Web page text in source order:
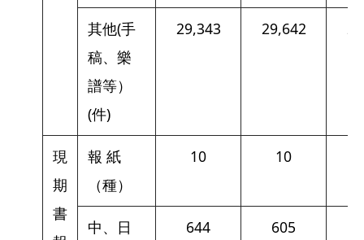
其他(手
稿、樂
譜等）
(件)
29,343 29,642
現
期
書
報 紙
（種）
10 10
中、日 644 605